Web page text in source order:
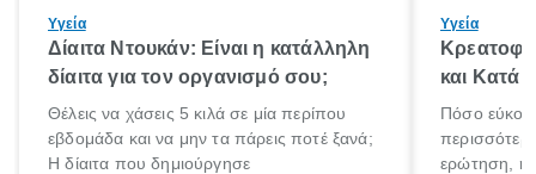
Υγεία
Δίαιτα Ντουκάν: Είναι η κατάλληλη
δίαιτα για τον οργανισμό σου;
Θέλεις να χάσεις 5 κιλά σε μία περίπου
εβδομάδα και να μην τα πάρεις ποτέ ξανά;
Η δίαιτα που δημιούργησε
Υγεία
και Κατά
Πόσο
ερώτηση, η